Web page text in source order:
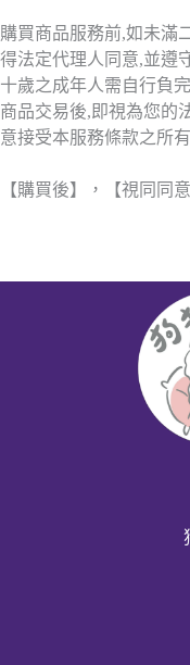
購買商品服務前,如未滿
得法定代理人同意,並遵
十歲之成年人需自行負
商品交易後,即視為您的
意接受本服務條款之所
【購買後】，【視同同